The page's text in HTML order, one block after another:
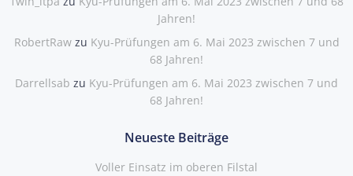
Jahren!
RobertRawzu Kyu-Prüfungen am 6. Mai 2023 zwischen 7 und
68 Jahren!
Darrellsab zu Kyu-Prüfungen am 6. Mai 2023 zwischen 7 und
68 Jahren!
Neueste Beiträge
Voller Einsatz im oberen Filstal